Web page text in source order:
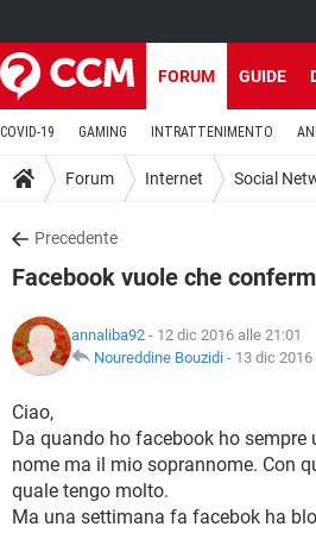
FORUM GUIDE
COVID-19 GAMING INTRATTENIMENTO
Forum Internet Social
Precedente
Facebook vuole che
annaliba92 - 12 dic 2016 alle 21:01
Noureddine Bouzidi - 13 dic
Ciao,
Da quando ho facebook ho
nome ma il mio soprannome. Con
quale tengo molto.
Ma una settimana fa facebok ha